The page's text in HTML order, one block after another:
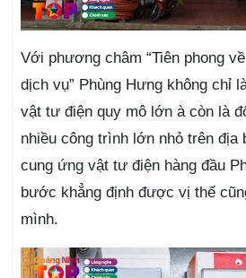
Với phương châm “Tiên phong
dịch vụ” Phùng Hưng không chỉ
vật tư điện quy mô lớn à còn là
nhiều công trình lớn nhỏ trên địa
cung ứng vật tư điện hàng đầu
bước khẳng định được vị thế
mình.